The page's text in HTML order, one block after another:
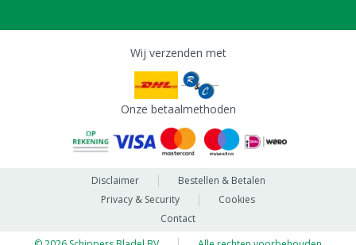
Wij verzenden met
Onze betaalmethoden
Disclaimer
Bestellen & Betalen
Privacy & Security
Cookies
Contact